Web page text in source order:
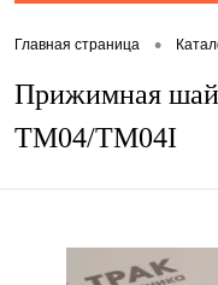
Главная страница •
Прижимная
TM04/TM04I